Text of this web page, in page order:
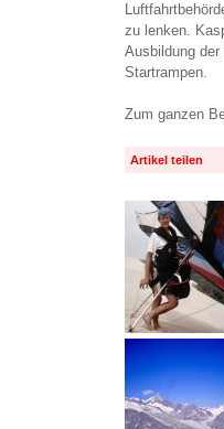
zu lenken.
Ausbildung
Startrampen.
Zum ganzen
Artikel teilen